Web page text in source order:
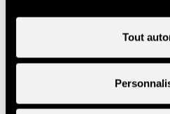
Tout
Grand parcours - 70 km
Un parcours extraordinaire,
entre sentiers de forêt,
Dénivelé positif : 3590 m /
Point culminant : Col de Pra